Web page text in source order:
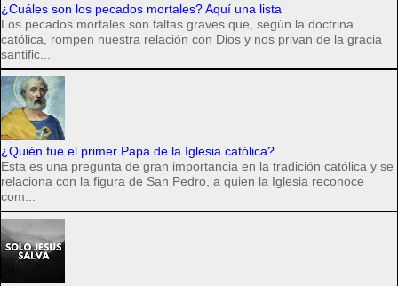
¿Cuáles son los pecados mortales? Aquí una lista
Los pecados mortales son faltas graves que, según la doctrina
católica, rompen nuestra relación con Dios y nos privan de la gracia
santific...
¿Quién fue el primer Papa de la Iglesia católica?
Esta es una pregunta de gran importancia en la tradición católica y se
relaciona con la figura de San Pedro, a quien la Iglesia reconoce
com...